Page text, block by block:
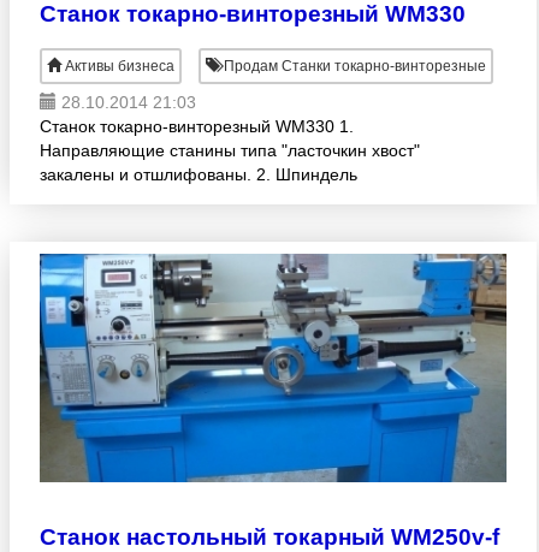
Станок токарно-винторезный WM330
Активы бизнеса Продам Станки токарно-винторезные
28.10.2014 21:03
Станок токарно-винторезный WM330 1.
Направляющие станины типа "ласточкин хвост"
закалены и отшлифованы. 2. Шпиндель
Станок настольный токарный WM250v-f